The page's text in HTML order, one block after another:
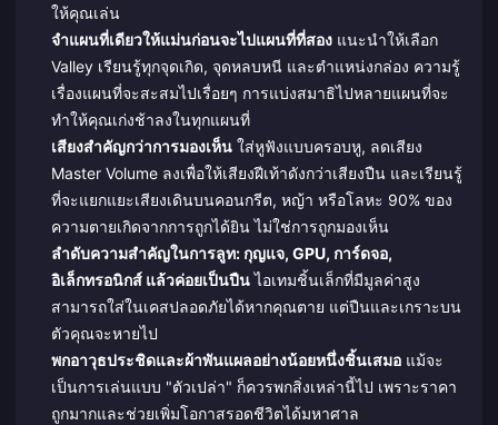
ให้คุณเล่น
จำแผนที่เดียวให้แม่นก่อนจะไปแผนที่ที่สองแนะนำให้เลือก
Valley เรียนรู้ทุกจุดเกิด, จุดหลบหนี และตำแหน่งกล่อง ความรู้
เรื่องแผนที่จะสะสมไปเรื่อยๆ การแบ่งสมาธิไปหลายแผนที่จะ
ทำให้คุณเก่งช้าลงในทุกแผนที่
เสียงสำคัญกว่าการมองเห็นใส่หูฟังแบบครอบหู, ลดเสียง
Master Volume ลงเพื่อให้เสียงฝีเท้าดังกว่าเสียงปืน และเรียนรู้
ที่จะแยกแยะเสียงเดินบนคอนกรีต, หญ้า หรือโลหะ 90% ของ
ความตายเกิดจากการถูกได้ยิน ไม่ใช่การถูกมองเห็น
ลำดับความสำคัญในการลูท: กุญแจ, GPU, การ์ดจอ,
อิเล็กทรอนิกส์ แล้วค่อยเป็นปืนไอเทมชิ้นเล็กที่มีมูลค่าสูง
สามารถใส่ในเคสปลอดภัยได้หากคุณตาย แต่ปืนและเกราะบน
ตัวคุณจะหายไป
พกอาวุธประชิดและผ้าพันแผลอย่างน้อยหนึ่งชิ้นเสมอแม้จะ
เป็นการเล่นแบบ "ตัวเปล่า" ก็ควรพกสิ่งเหล่านี้ไป เพราะราคา
ถูกมากและช่วยเพิ่มโอกาสรอดชีวิตได้มหาศาล